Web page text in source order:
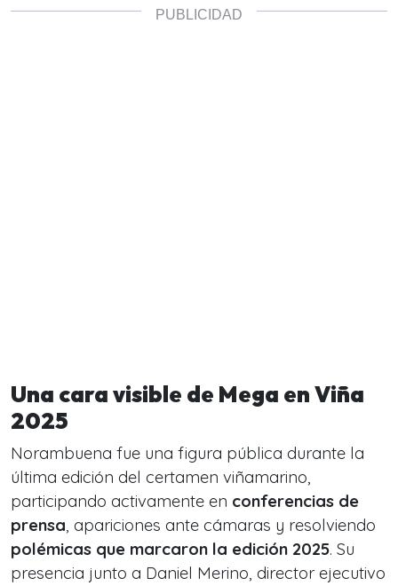
Una cara visible de Mega en Viña
2025
Norambuena fue una figura pública durante la
última edición del certamen viñamarino,
participando activamente en conferencias de
prensa, apariciones ante cámaras y resolviendo
polémicas que marcaron la edición 2025. Su
presencia junto a Daniel Merino, director ejecutivo